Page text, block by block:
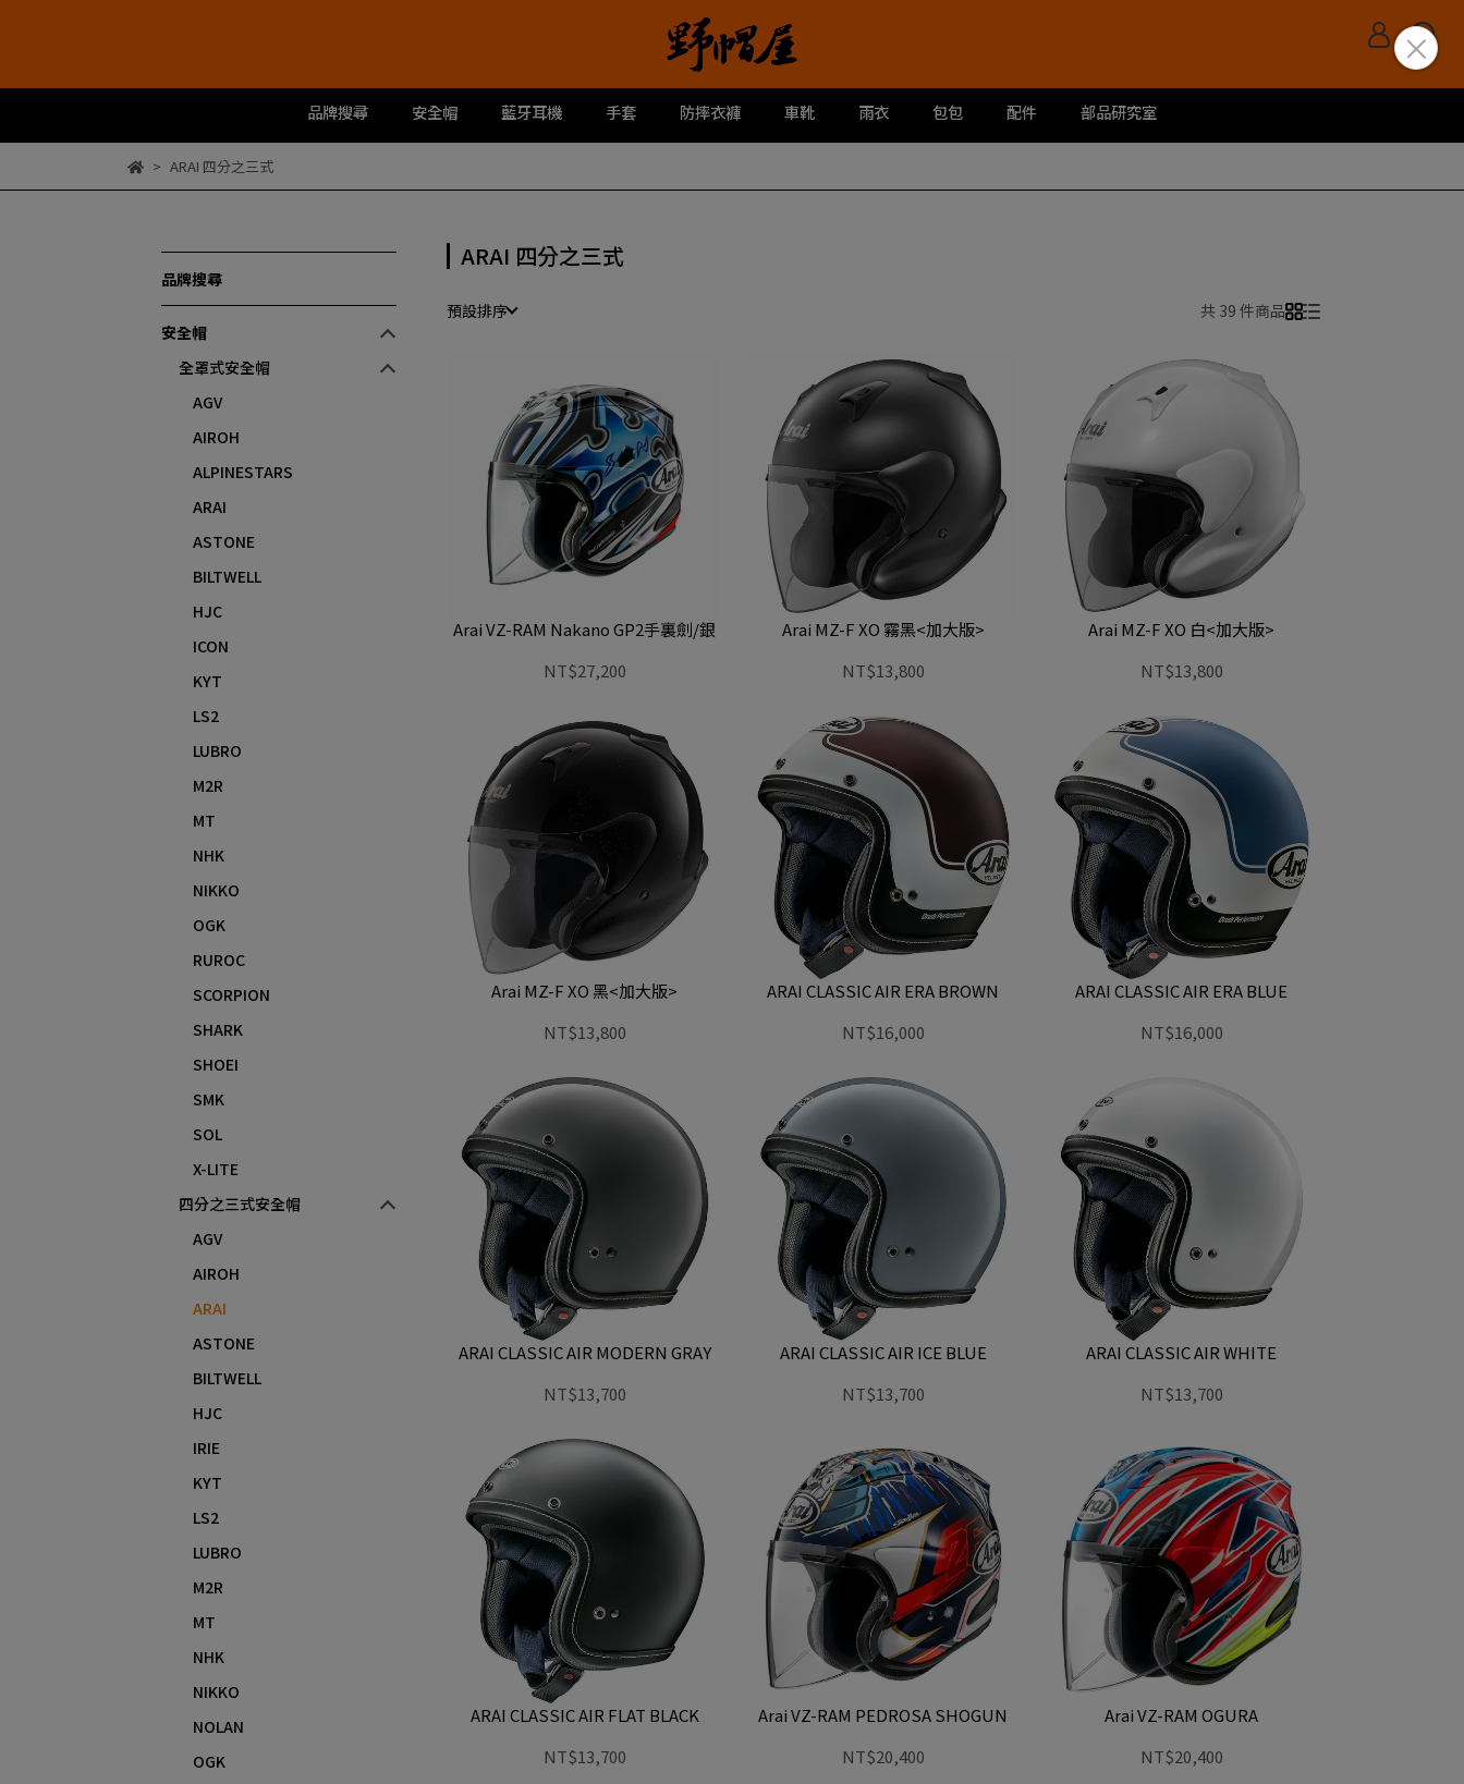
品牌搜尋 安全帽 藍牙耳機 手套 防摔衣褲 車靴 雨衣 包包 配件 部品研究室
ARAI 四分之三式
品牌搜尋
安全帽
全罩式安全帽
AGV
AIROH
ALPINESTARS
ARAI
ASTONE
BILTWELL
HJC
ICON
KYT
LS2
LUBRO
M2R
MT
NHK
NIKKO
OGK
RUROC
SCORPION
SHARK
SHOEI
SMK
SOL
X-LITE
四分之三式安全帽
AGV
AIROH
ARAI
ASTONE
BILTWELL
HJC
IRIE
KYT
LS2
LUBRO
M2R
MT
NHK
NIKKO
NOLAN
OGK
ARAI 四分之三式
預設排序 共 39 件商品
Arai VZ-RAM Nakano GP2手裏劍/銀
NT$27,200
Arai MZ-F XO 霧黑<加大版>
NT$13,800
Arai MZ-F XO 白<加大版>
NT$13,800
Arai MZ-F XO 黑<加大版>
NT$13,800
ARAI CLASSIC AIR ERA BROWN
NT$16,000
ARAI CLASSIC AIR ERA BLUE
NT$16,000
ARAI CLASSIC AIR MODERN GRAY
NT$13,700
ARAI CLASSIC AIR ICE BLUE
NT$13,700
ARAI CLASSIC AIR WHITE
NT$13,700
ARAI CLASSIC AIR FLAT BLACK
NT$13,700
Arai VZ-RAM PEDROSA SHOGUN
NT$20,400
Arai VZ-RAM OGURA
NT$20,400